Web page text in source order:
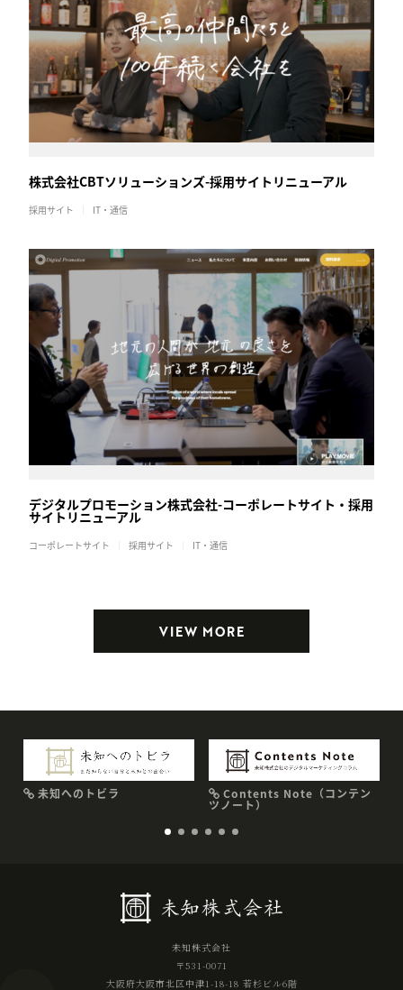
株式会社CBTソリューションズ-採用サイトリニューアル
採用サイト IT・通信
デジタルプロモーション株式会社-コーポレートサイト・採用
サイトリニューアル
コーポレートサイト 採用サイト IT・通信
VIEW MORE
未知へのトビラ Contents Note（コンテン
ツノート）
未知株式会社
〒531-0071
大阪府大阪市北区中津1-18-18 若杉ビル6階